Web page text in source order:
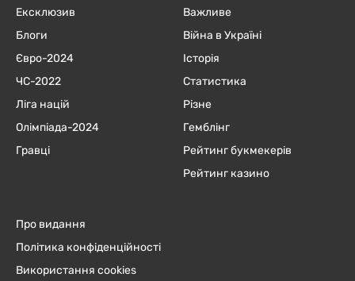
Ексклюзив
Блоги
Євро-2024
ЧC-2022
Ліга націй
Олімпіада-2024
Гравці
Важливе
Війна в Україні
Історія
Статистика
Різне
Гемблінг
Рейтинг букмекерів
Рейтинг казино
Про видання
Політика конфіденційності
Використання cookies